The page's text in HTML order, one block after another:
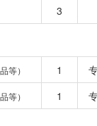
3
等） 1
等） 1